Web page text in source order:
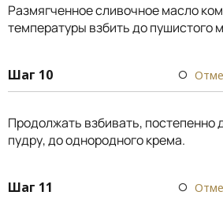
Размягченное сливочное масло
температуры взбить до пушистого
Шаг 10
Продолжать взбивать, постепенно
пудру, до однородного крема.
Шаг 11